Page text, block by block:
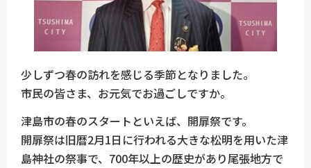
少しずつ春の訪れを感じる季節となりました。
市民の皆さま、お元気でお過ごしですか。
津島市の春のスタートといえば、開扉祭です。
開扉祭は旧暦2月1日に行われる大きな松明を用いた津
島神社の祭事で、700年以上の歴史があり尾張地方で